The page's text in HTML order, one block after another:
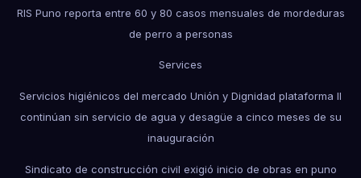
RIS Puno reporta entre 60 y 80 casos mensuales de mordeduras
de perro a personas
Services
Servicios higiénicos del mercado Unión y Dignidad plataforma II
continúan sin servicio de agua y desagüe a cinco meses de su
inauguración
Sindicato de construcción civil exigió inicio de obras en puno